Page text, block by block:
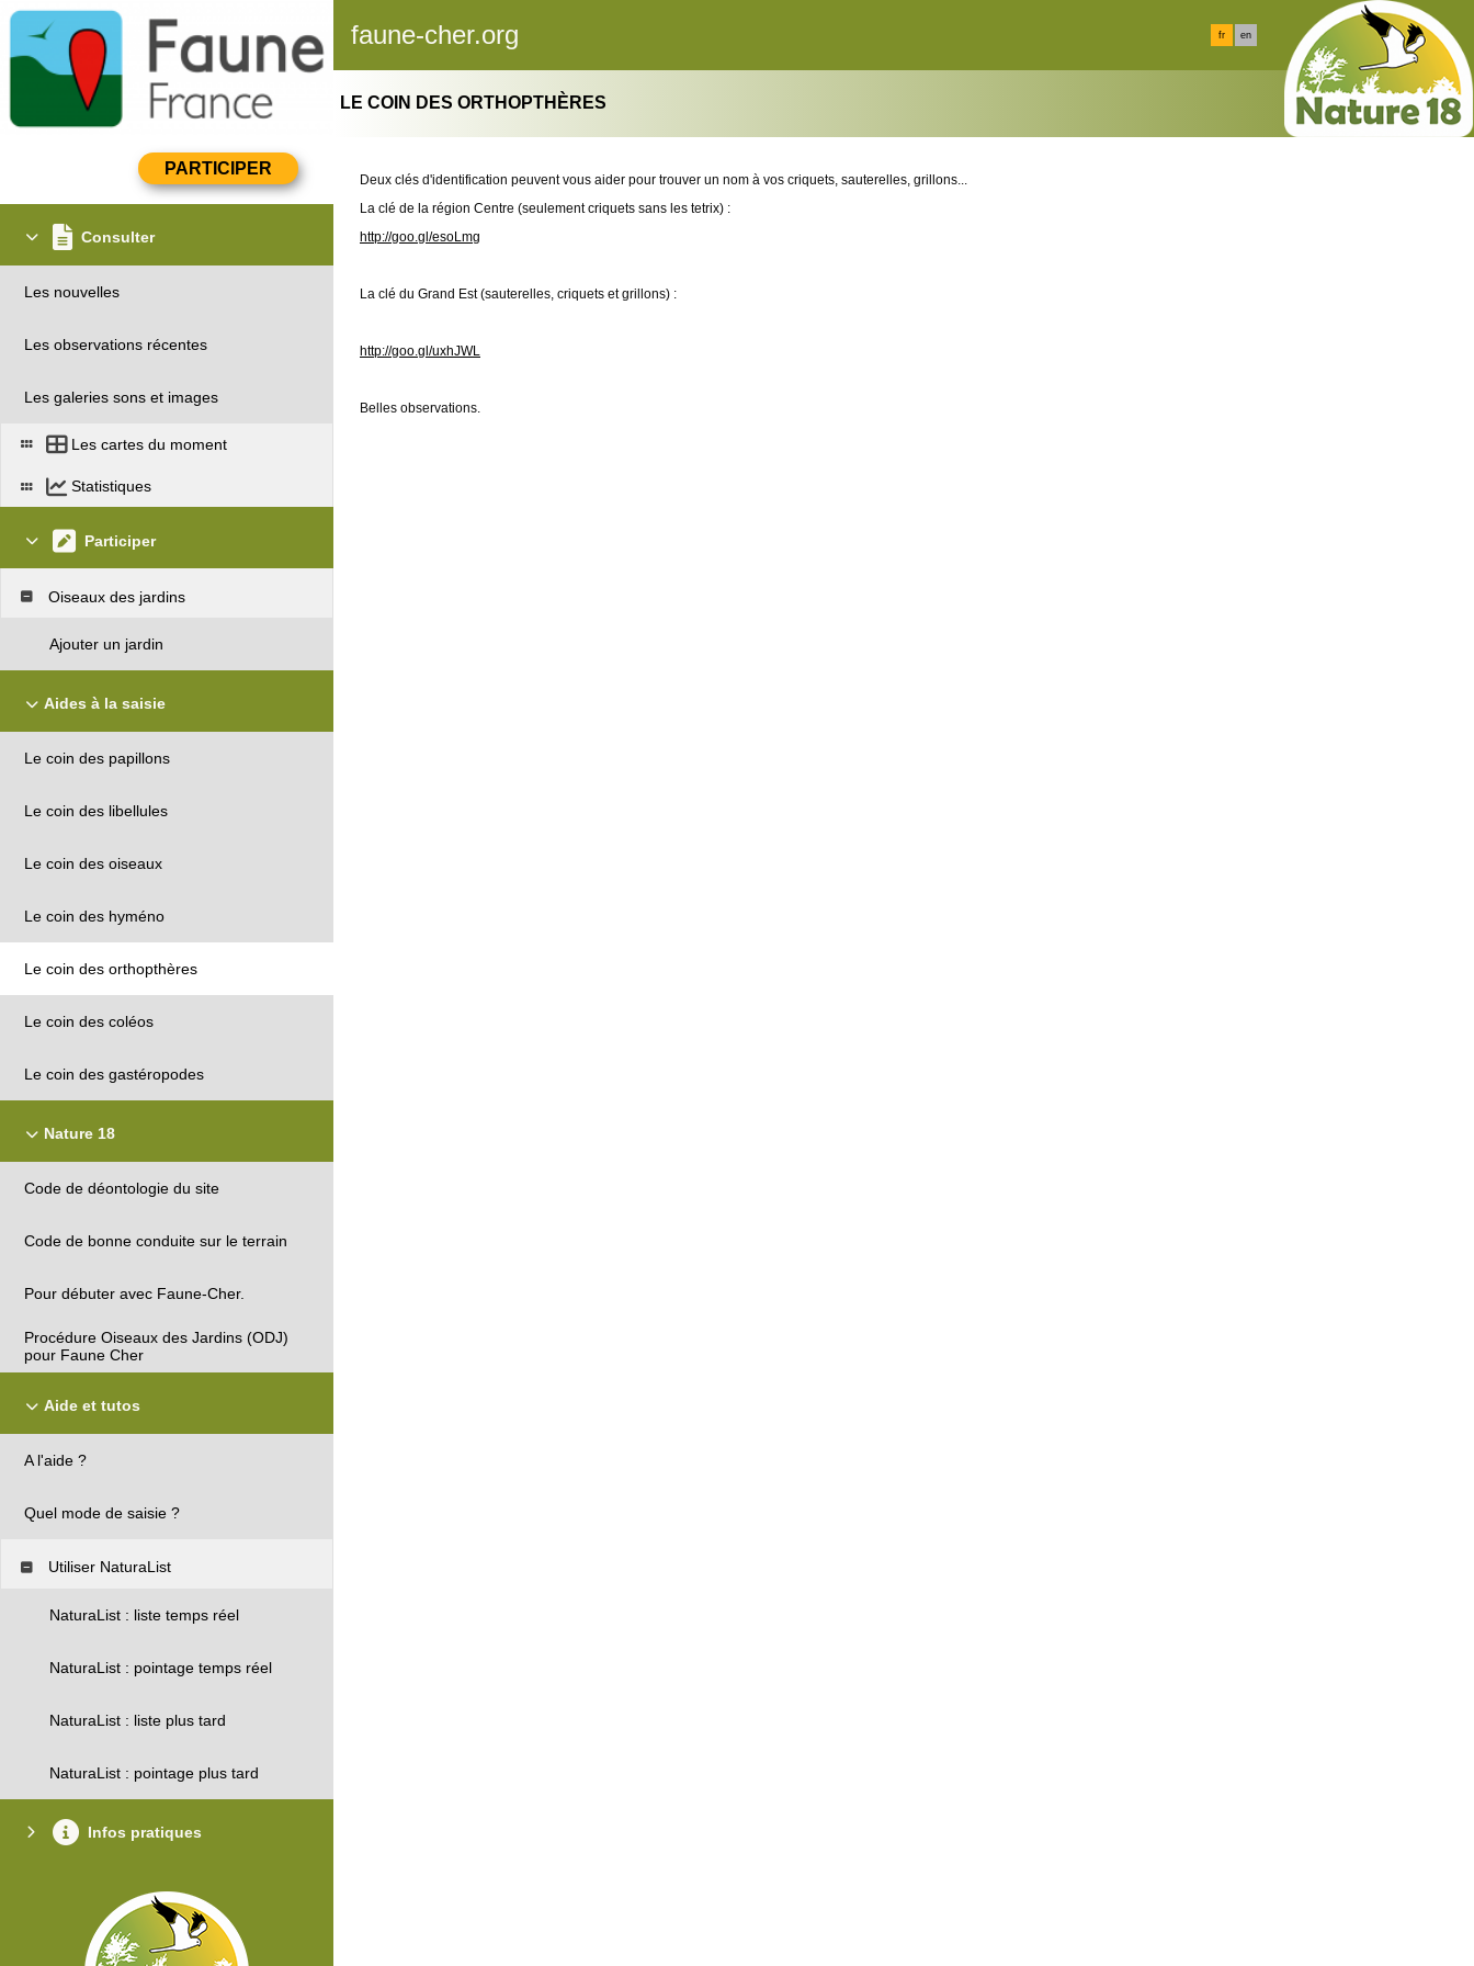
faune-cher.org fr en
Consulter
Les nouvelles
Les observations récentes
Les galeries sons et images
Les cartes du moment
Statistiques
Participer
Oiseaux des jardins
Ajouter un jardin
Aides à la saisie
Le coin des papillons
Le coin des libellules
Le coin des oiseaux
Le coin des hyméno
Le coin des orthopthères
Le coin des coléos
Le coin des gastéropodes
Nature 18
Code de déontologie du site
Code de bonne conduite sur le terrain
Pour débuter avec Faune-Cher.
Procédure Oiseaux des Jardins (ODJ)
pour Faune Cher
Aide et tutos
A l'aide ?
Quel mode de saisie ?
Utiliser NaturaList
NaturaList : liste temps réel
NaturaList : pointage temps réel
NaturaList : liste plus tard
NaturaList : pointage plus tard
Infos pratiques
LE COIN DES ORTHOPTHÈRES
Deux clés d'identification peuvent vous aider pour trouver un nom à vos criquets, sauterelles, grillons...
La clé de la région Centre (seulement criquets sans les tetrix) :
http://goo.gl/esoLmg
La clé du Grand Est (sauterelles, criquets et grillons) :
http://goo.gl/uxhJWL
Belles observations.